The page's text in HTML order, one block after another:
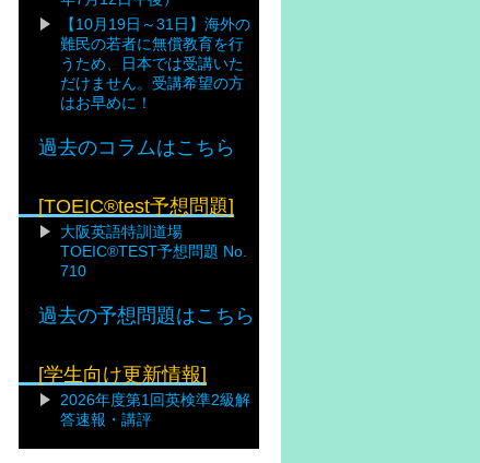
【10月19日～31日】海外の
難民の若者に無償教育を行
うため、日本では受講いた
だけません。受講希望の方
はお早めに！
過去のコラムはこちら
[TOEIC®test予想問題]
大阪英語特訓道場
TOEIC®TEST予想問題 No.
710
過去の予想問題はこちら
[学生向け更新情報]
2026年度第1回英検準2級解
答速報・講評